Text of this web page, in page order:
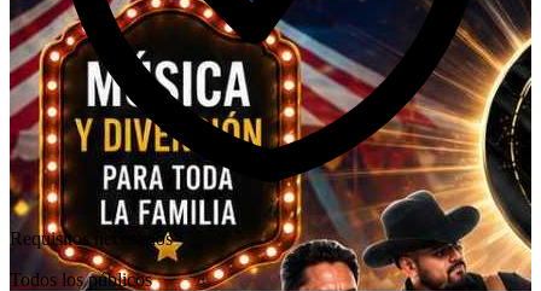
Requisitos necesarios
Todos los públicos